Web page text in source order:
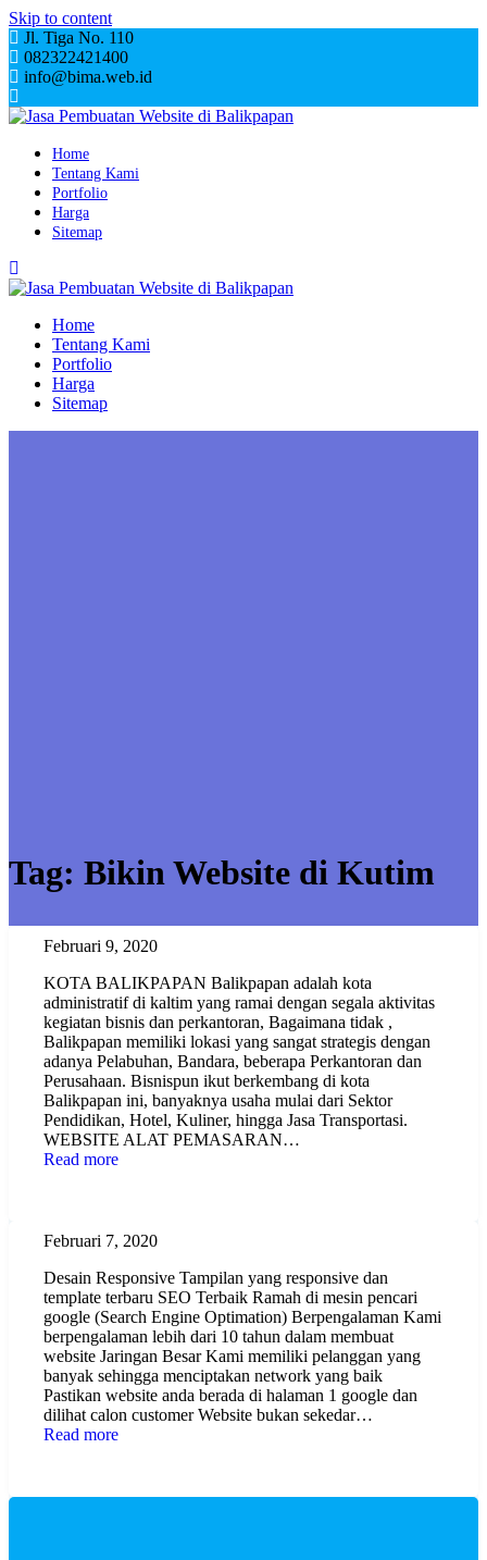
Skip to content
Jl. Tiga No. 110
082322421400
info@bima.web.id
Home
Tentang Kami
Portfolio
Harga
Sitemap
Home
Tentang Kami
Portfolio
Harga
Sitemap
Tag: Bikin Website di Kutim
Februari 9, 2020
KOTA BALIKPAPAN Balikpapan adalah kota
administratif di kaltim yang ramai dengan segala aktivitas
kegiatan bisnis dan perkantoran, Bagaimana tidak ,
Balikpapan memiliki lokasi yang sangat strategis dengan
adanya Pelabuhan, Bandara, beberapa Perkantoran dan
Perusahaan. Bisnispun ikut berkembang di kota
Balikpapan ini, banyaknya usaha mulai dari Sektor
Pendidikan, Hotel, Kuliner, hingga Jasa Transportasi.
WEBSITE ALAT PEMASARAN…
Read more
Februari 7, 2020
Desain Responsive Tampilan yang responsive dan
template terbaru SEO Terbaik Ramah di mesin pencari
google (Search Engine Optimation) Berpengalaman Kami
berpengalaman lebih dari 10 tahun dalam membuat
website Jaringan Besar Kami memiliki pelanggan yang
banyak sehingga menciptakan network yang baik
Pastikan website anda berada di halaman 1 google dan
dilihat calon customer Website bukan sekedar…
Read more